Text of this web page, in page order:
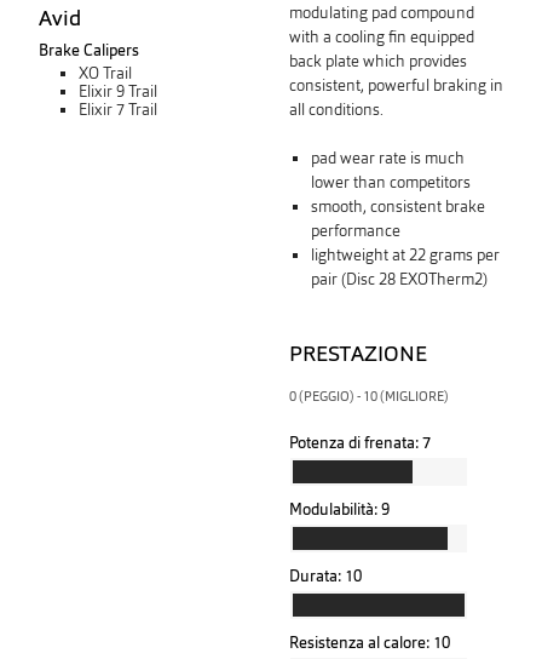
Avid
Brake Calipers
XO Trail
Elixir 9 Trail
Elixir 7 Trail
modulating pad compound
with a cooling fin equipped
back plate which provides
consistent, powerful braking in
all conditions.
pad wear rate is much
lower than competitors
smooth, consistent brake
performance
lightweight at 22 grams per
pair (Disc 28 EXOTherm2)
PRESTAZIONE
0 (PEGGIO) - 10 (MIGLIORE)
Potenza di frenata:7
Modulabilità:9
Durata: 10
Resistenza al calore: 10